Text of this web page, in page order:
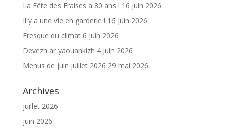
La Fête des Fraises a 80 ans ! 16 juin 2026
Il y a une vie en garderie ! 16 juin 2026
Fresque du climat 6 juin 2026
Devezh ar yaouankizh 4 juin 2026
Menus de juin juillet 2026 29 mai 2026
Archives
juillet 2026
juin 2026